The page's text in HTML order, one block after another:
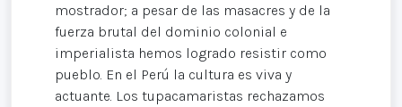
mostrador; a pesar de las masacres y de la
fuerza brutal del dominio colonial e
imperialista hemos logrado resistir como
pueblo. En el Perú la cultura es viva y
actuante. Los tupacamaristas rechazamos